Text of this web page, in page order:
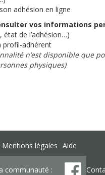
son adhésion en ligne
vos informations
état de l’adhésion…)
profil-adhérent
n’est disponible que
physiques)
Mentions légales Aide
communauté :